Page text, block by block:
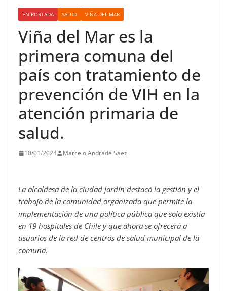
EN PORTADA SALUD VIÑA DEL MAR
Viña del Mar es la
primera comuna del
país con tratamiento de
prevención de VIH en la
atención primaria de
salud.
10/01/2024 Marcelo Andrade Saez
La alcaldesa de la ciudad jardín destacó la gestión y el
trabajo de la comunidad organizada que permite la
implementación de una política pública que solo existía
en 19 hospitales de Chile y que ahora se ofrecerá a
usuarios de la red de centros de salud municipal de la
comuna.